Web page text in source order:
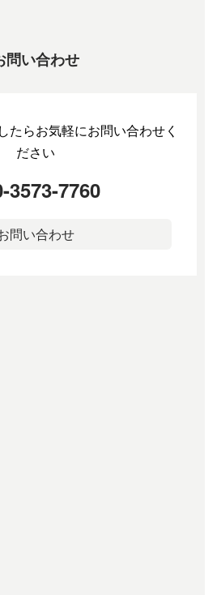
問い合わせ
たらお気軽にお問い合わせく
ださい
3573-7760
問い合わせ